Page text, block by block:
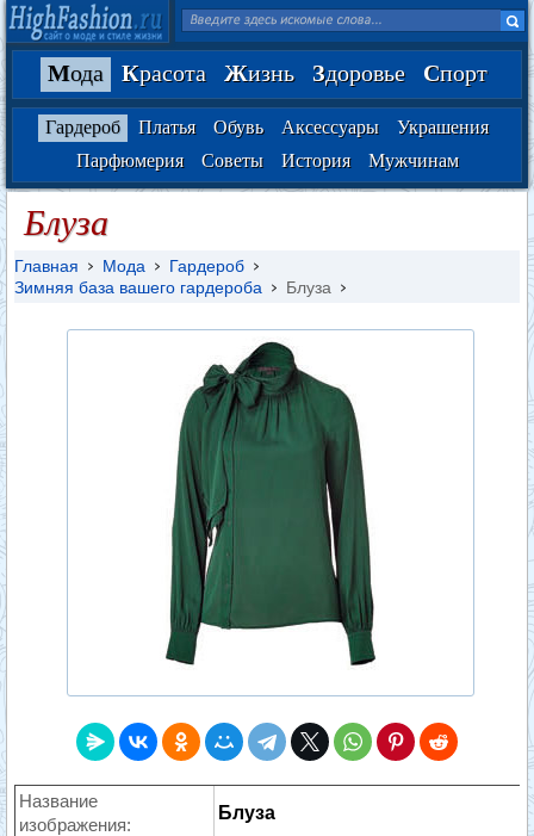
Мода Красота Жизнь Здоровье Спорт
Гардероб Платья Обувь Аксессуары
Украшения
Парфюмерия
Советы История Мужчинам
Блуза
Главная Мода
Гардероб
Зимняя база вашего гардероба
Блуза
Название
изображения:
Блуза